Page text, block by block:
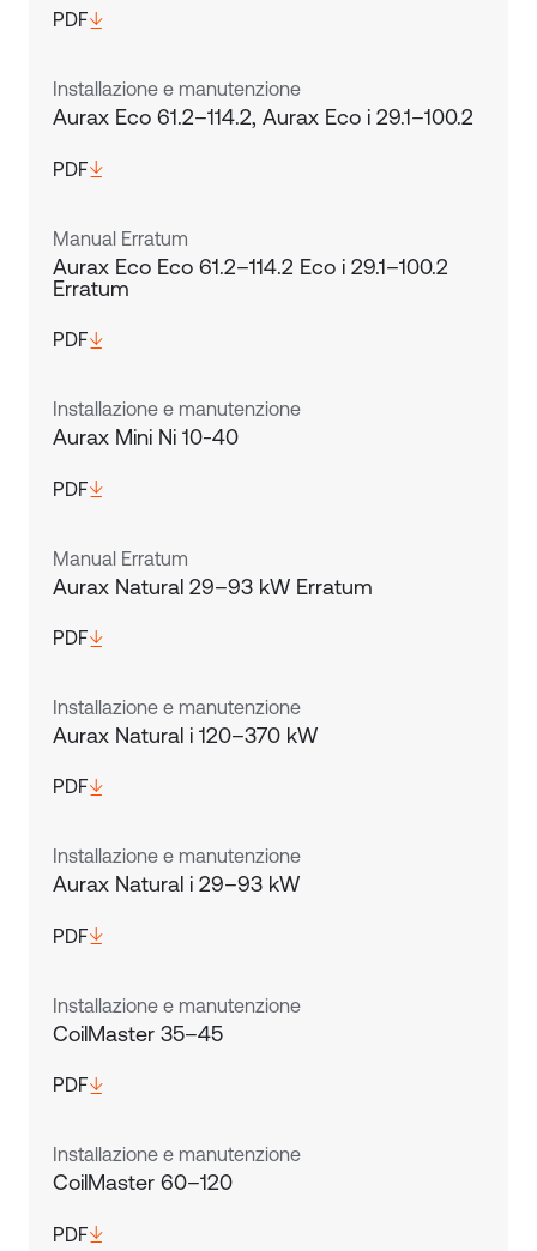
PDF
Installazione e manutenzione
Aurax Eco 61.2–114.2, Aurax Eco i 29.1–100.2
PDF
Manual Erratum
Aurax Eco Eco 61.2–114.2 Eco i 29.1–100.2
Erratum
PDF
Installazione e manutenzione
Aurax Mini Ni 10-40
PDF
Manual Erratum
Aurax Natural 29–93 kW Erratum
PDF
Installazione e manutenzione
Aurax Natural i 120–370 kW
PDF
Installazione e manutenzione
Aurax Natural i 29–93 kW
PDF
Installazione e manutenzione
CoilMaster 35–45
PDF
Installazione e manutenzione
CoilMaster 60–120
PDF